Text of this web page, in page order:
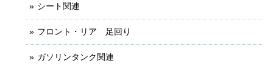
シート関連
フロント・リア 足回り
ガソリンタンク関連